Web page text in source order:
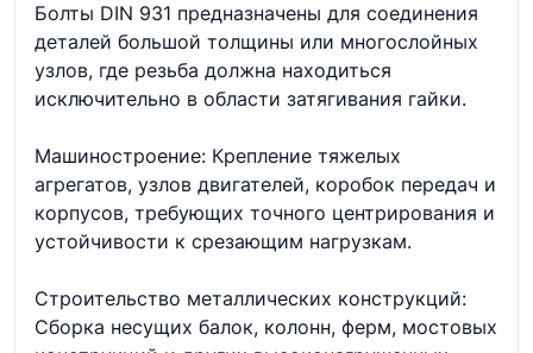
Болты DIN 931 предназначены для соединения
деталей большой толщины или многослойных
узлов, где резьба должна находиться
исключительно в области затягивания гайки.
Машиностроение: Крепление тяжелых
агрегатов, узлов двигателей, коробок передач и
корпусов, требующих точного центрирования и
устойчивости к срезающим нагрузкам.
Строительство металлических конструкций:
Сборка несущих балок, колонн, ферм, мостовых